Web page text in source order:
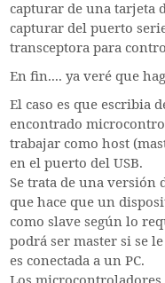
capturar de una tarjeta
capturar del puerto
transceptora para
En fin.... ya veré que
El caso es que escribia
encontrado
trabajar como host
en el puerto del USB.
Se trata de una versión
que hace que un
como slave según lo
podrá ser master si se
es conectada a un PC.